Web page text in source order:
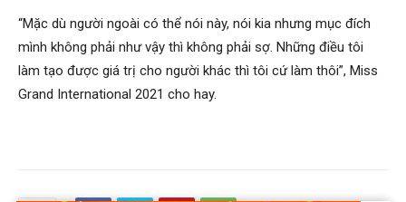
“Mặc dù người ngoài có thể nói này, nói kia nhưng mục đích
mình không phải như vậy thì không phải sợ. Những điều tôi
làm tạo được giá trị cho người khác thì tôi cứ làm thôi”, Miss
Grand International 2021 cho hay.